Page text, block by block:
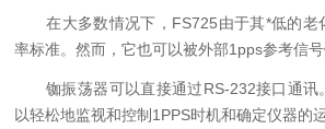
在大多数情况下，FS725由于其*低的老
率标准。然而，它也可以被外部1pps参考信号
铷振荡器可以直接通过RS-232接口通讯
以轻松地监视和控制1PPS时机和确定仪器的